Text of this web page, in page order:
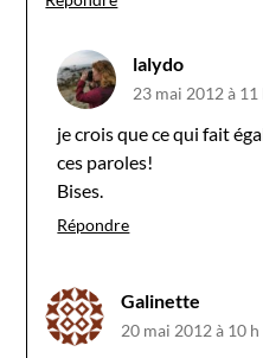
lalydo
23 mai 2012 à 11
je crois que ce qui fait
ces paroles!
Bises.
Répondre
Galinette
20 mai 2012 à 10